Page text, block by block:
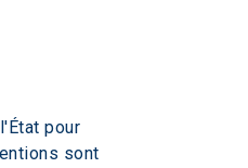
pour
sont